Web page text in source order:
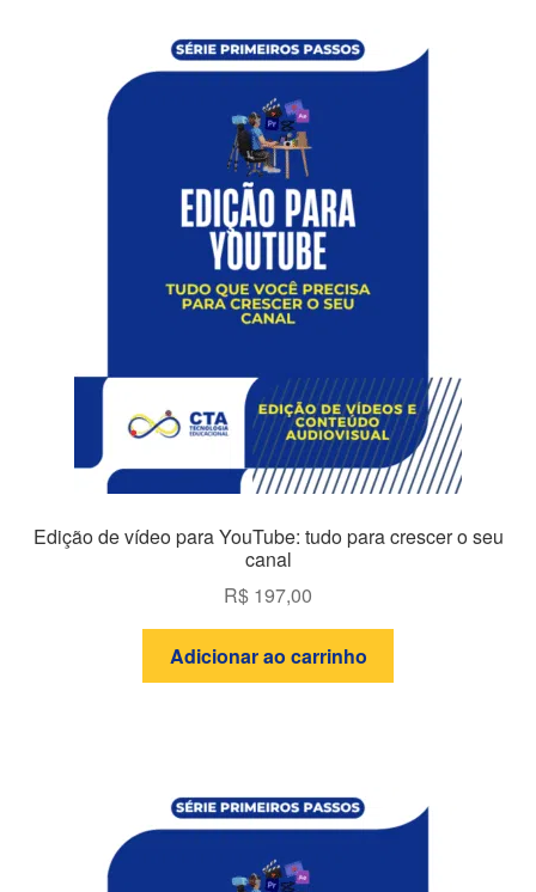
Edição de vídeo para YouTube: tudo para crescer o seu
canal
R$ 197,00
Adicionar ao carrinho